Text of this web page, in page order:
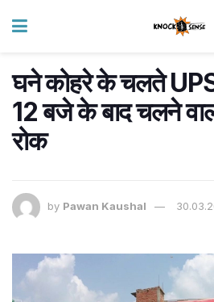
घने कोहरे के चलते
12 बजे के बाद चलने
रोक
by Pawan Kaushal